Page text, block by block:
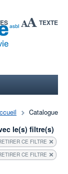
TEXTE
Catalogue
le(s) filtre(s)
CE FILTRE
CE FILTRE